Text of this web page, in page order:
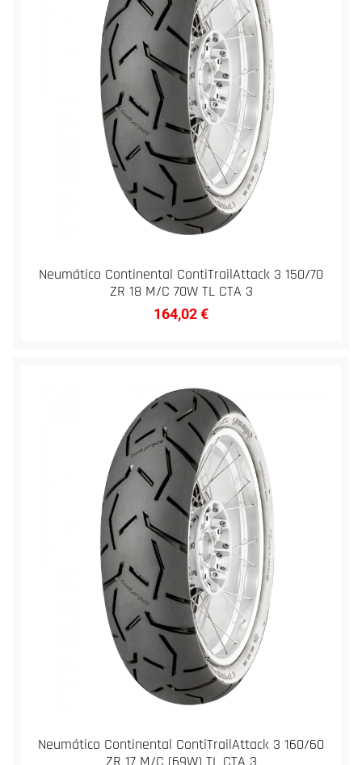
Neumático Continental ContiTrailAttack 3 150/70
ZR 18 M/C 70W TL CTA 3
164,02€
Neumático Continental ContiTrailAttack 3 160/60